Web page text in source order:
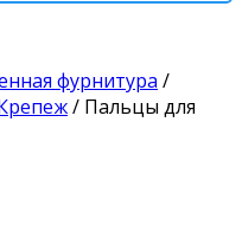
фурнитура /
/ Пальцы для